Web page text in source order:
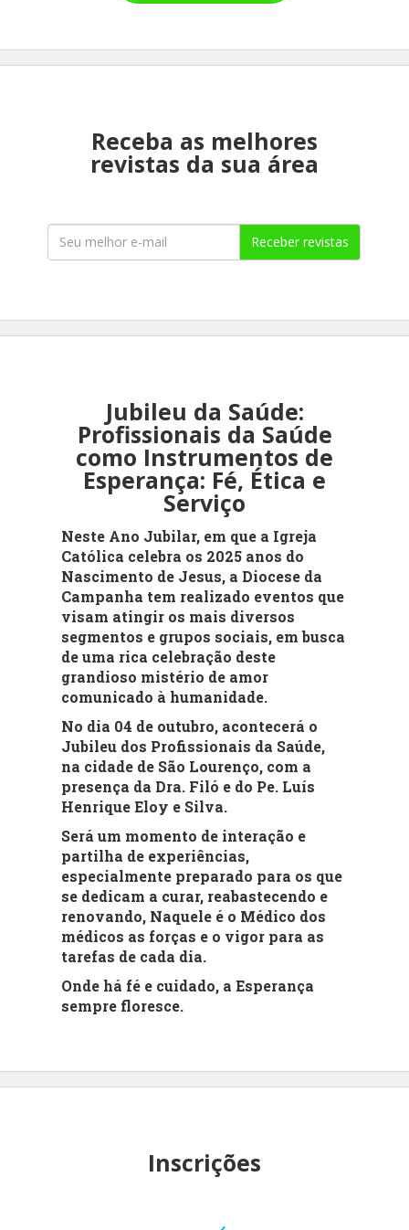
Receba as melhores
revistas da sua área
Receber revistas
Jubileu da Saúde:
Profissionais da Saúde
como Instrumentos de
Esperança: Fé, Ética e
Serviço
Neste Ano Jubilar, em que a Igreja
Católica celebra os 2025 anos do
Nascimento de Jesus, a Diocese da
Campanha tem realizado eventos que
visam atingir os mais diversos
segmentos e grupos sociais, em busca
de uma rica celebração deste
grandioso mistério de amor
comunicado à humanidade.
No dia 04 de outubro, acontecerá o
Jubileu dos Profissionais da Saúde,
na cidade de São Lourenço, com a
presença da Dra. Filó e do Pe. Luís
Henrique Eloy e Silva.
Será um momento de interação e
partilha de experiências,
especialmente preparado para os que
se dedicam a curar, reabastecendo e
renovando, Naquele é o Médico dos
médicos as forças e o vigor para as
tarefas de cada dia.
Onde há fé e cuidado, a Esperança
sempre floresce.
Inscrições